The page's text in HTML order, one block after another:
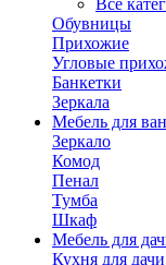
Все
Обувницы
Прихожие
Угловые
Банкетки
Зеркала
Мебель для
Зеркало
Комод
Пенал
Тумба
Шкаф
Мебель для
Кухня для дачи